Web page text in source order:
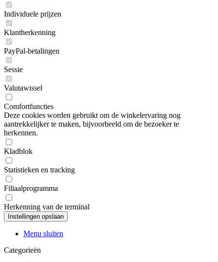
Individuele prijzen
Klantherkenning
PayPal-betalingen
Sessie
Valutawissel
Comfortfuncties
Deze cookies worden gebruikt om de winkelervaring nog
aantrekkelijker te maken, bijvoorbeeld om de bezoeker te
herkennen.
Kladblok
Statistieken en tracking
Filiaalprogramma
Herkenning van de terminal
Menu sluiten
Categorieën